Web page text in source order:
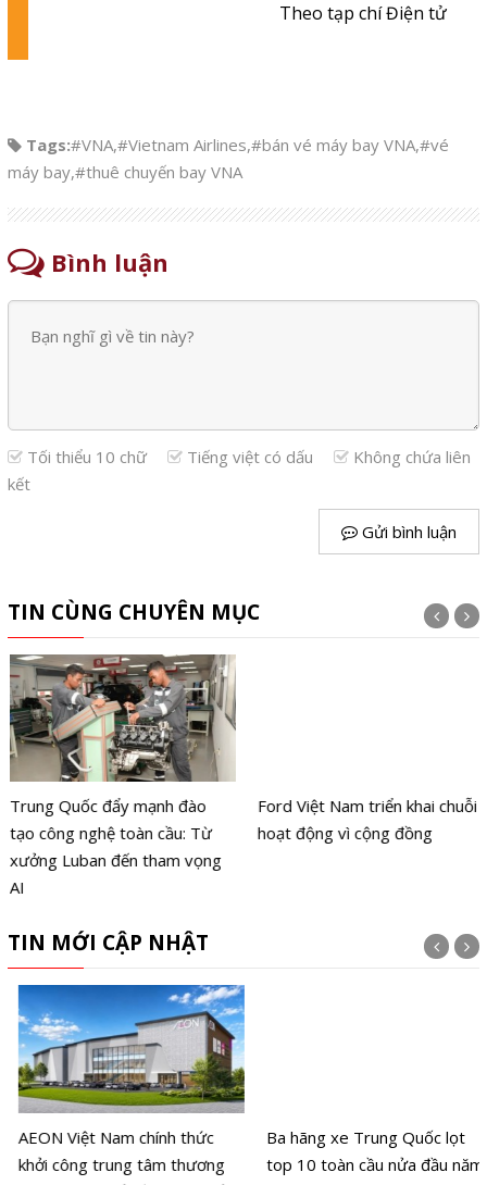
Theo tạp chí Điện tử
Tags:#VNA,#Vietnam Airlines,#bán vé máy bay VNA,#vé
máy bay,#thuê chuyến bay VNA
Bình luận
Tối thiểu 10 chữ Tiếng việt có dấu
Không chứa liên
kết
Gửi bình luận
TIN CÙNG CHUYÊN MỤC
Trung Quốc đẩy mạnh đào
tạo công nghệ toàn cầu: Từ
xưởng Luban đến tham vọng
AI
Ford Việt Nam triển khai chuỗi
hoạt động vì cộng đồng
TIN MỚI CẬP NHẬT
AEON Việt Nam chính thức
khởi công trung tâm thương
Ba hãng xe Trung Quốc lọt
top 10 toàn cầu nửa đầu năm